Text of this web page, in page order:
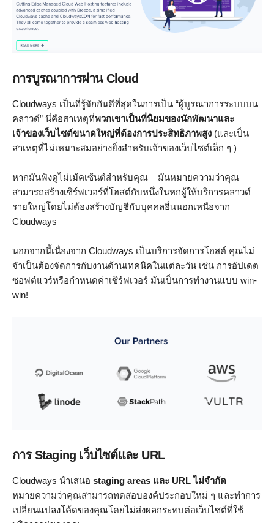
การบูรณาการผ่าน Cloud
Cloudways เป็นที่รู้จักกันดีที่สุดในการเป็น “ผู้บูรณาการระบบบน
คลาวด์” นี่คือสาเหตุที่พวกเขาเป็นที่นิยมของนักพัฒนาและ
เจ้าของเว็บไซต์ขนาดใหญ่ที่ต้องการประสิทธิภาพสูง (และเป็น
สาเหตุที่ไม่เหมาะสมอย่างยิ่งสำหรับเจ้าของเว็บไซต์เล็ก ๆ )
หากมันฟังดูไม่เม้คเซ้นต์สำหรับคุณ – มันหมายความว่าคุณ
สามารถสร้างเซิร์ฟเวอร์ที่โฮสต์กับหนึ่งในหกผู้ให้บริการคลาวด์
รายใหญ่โดยไม่ต้องสร้างบัญชีกับบุคคลอื่นนอกเหนือจาก
Cloudways
นอกจากนี้เนื่องจาก Cloudways เป็นบริการจัดการโฮสต์ คุณไม่
จำเป็นต้องจัดการกับงานด้านเทคนิคในแต่ละวัน เช่น การอัปเดต
ซอฟต์แวร์หรือกำหนดค่าเซิร์ฟเวอร์ มันเป็นการทำงานแบบ win-
win!
การ Staging เว็บไซต์และ URL
Cloudways นำเสนอ staging areas และ URL ไม่จำกัด
หมายความว่าคุณสามารถทดสอบองค์ประกอบใหม่ ๆ และทำการ
เปลี่ยนแปลงโค้ดของคุณโดยไม่ส่งผลกระทบต่อเว็บไซต์ที่ใช้